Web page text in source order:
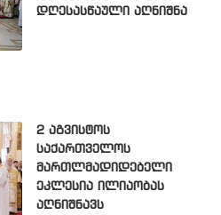
დღესასწაული აღნიშნა
2 აგვისტოს
საქართველოს
მართლმადიდებელი
ეკლესია ილიაობას
აღნიშნავს